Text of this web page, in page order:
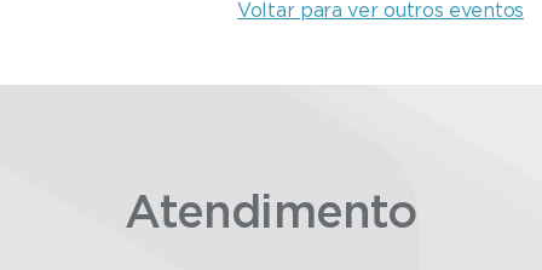
Voltar para ver outros eventos
Atendimento